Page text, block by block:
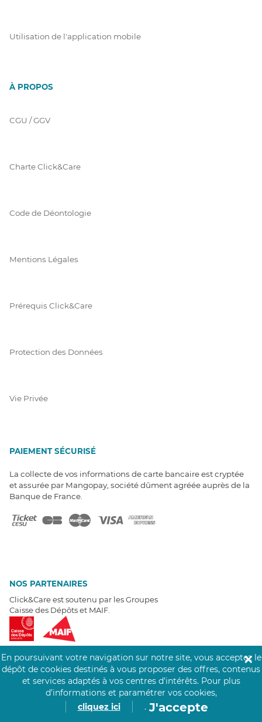
Utilisation de l'application mobile
À PROPOS
CGU / GGV
Charte Click&Care
Code de Déontologie
Mentions Légales
Prérequis Click&Care
Protection des Données
Vie Privée
PAIEMENT SÉCURISÉ
La collecte de vos informations de carte bancaire est cryptée
et assurée par Mangopay, société dûment agréée auprès de la
Banque de France.
NOS PARTENAIRES
Click&Care est soutenu par les Groupes
Caisse des Dépôts et MAIF.
EXPERTS À VOTRE ÉCOUTE
Un besoin de recrutement ? Click&Care vous accompagne par
En poursuivant votre navigation sur notre site, vous acceptez le
dépôt de cookies destinés à vous proposer des offres, contenus
et services adaptés à vos centres d’intérêts. Pour plus
d’informations et paramétrer vos cookies,
cliquez ici
. J'accepte
✕